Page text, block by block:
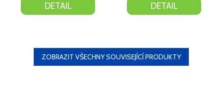
DETAIL DETAIL
ZOBRAZIT VŠECHNY SOUVISEJÍCÍ PRODUKTY